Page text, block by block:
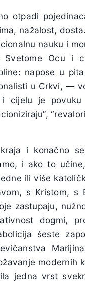
otpadi
nažalost,
nauku i
Svetome Ocu i
napose u
u Crkvi, —
cijelu je
i konačno
i ako to
ili više
s Kristom,
zastupaju,
dogmi,
šeste
modernih
jedna vrst